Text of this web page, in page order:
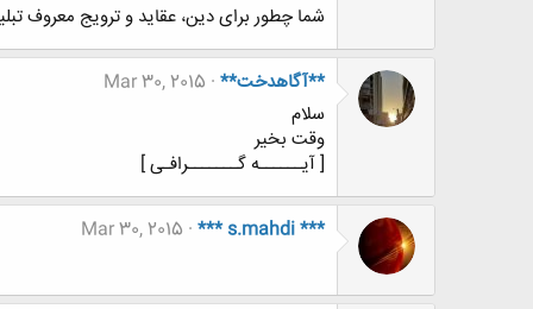
شما چطور برای دین، عقاید و ترویج معروف
**آگاهدخت** Mar 30, 2015
سلام
وقت بخیر
[ آیــــــه گـــــــرافـی ]
*** s.mahdi ***
Mar 30, 2015